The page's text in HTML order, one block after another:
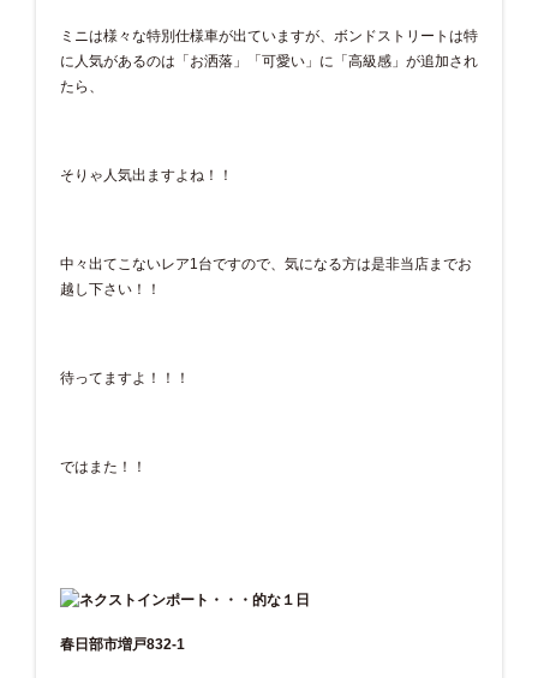
ミニは様々な特別仕様車が出ていますが、ボンドストリートは特
に人気があるのは「お洒落」「可愛い」に「高級感」が追加され
たら、
そりゃ人気出ますよね！！
中々出てこないレア1台ですので、気になる方は是非当店までお
越し下さい！！
待ってますよ！！！
ではまた！！
春日部市増戸832-1